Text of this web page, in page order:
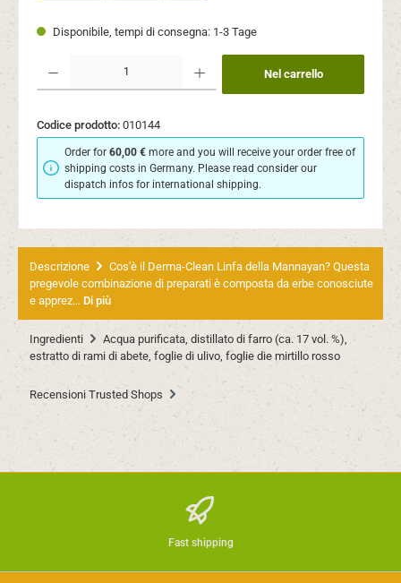
Disponibile, tempi di consegna: 1-3 Tage
Quantità del prodotto: inserisci la quantità desiderata o usa i pulsanti per
Nel carrello
Codice prodotto: 010144
Order for60,00 € more and you will receive your order free of
shipping costs in Germany. Please read consider our
dispatch infos for international shipping.
Descrizione
Cos'è il Derma-Clean Linfa della Mannayan? Questa
pregevole combinazione di preparati è composta da erbe conosciute
e apprez… Di più
Ingredienti
Acqua purificata, distillato di farro (ca. 17 vol. %),
estratto di rami di abete, foglie di ulivo, foglie die mirtillo rosso
Recensioni Trusted Shops
Fast shipping